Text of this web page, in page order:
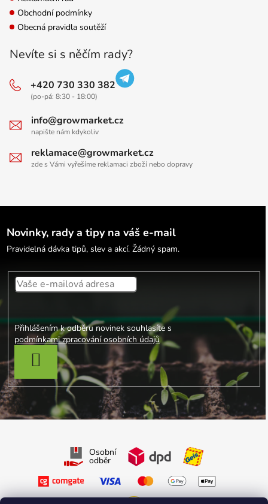
Obchodní podmínky
Obecná pravidla soutěží
Nevíte si s něčím rady?
+420 730 330 382
(po-pá: 8:30 - 18:00)
info@growmarket.cz
napište nám kdykoliv
reklamace@growmarket.cz
zde s Vámi vyřešíme reklamaci zboží nebo dopravy
Novinky, rady a tipy na váš e-mail
Pravidelná dávka tipů, slev a akcí. Žádný spam.
Přihlášením k odběru novinek souhlasíte s
podmínkami zpracování osobních údajů
PŘIHLÁSIT SE
Osobní
odběr